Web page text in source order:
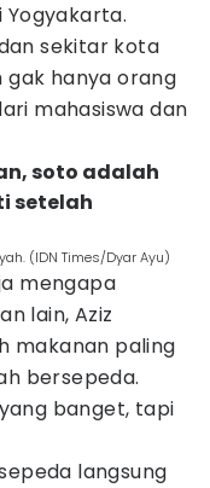
sekitar kota
gak hanya orang
mahasiswa dan
soto adalah
setelah
(IDN Times/Dyar Ayu)
mengapa
lain, Aziz
makanan paling
bersepeda.
banget, tapi
langsung